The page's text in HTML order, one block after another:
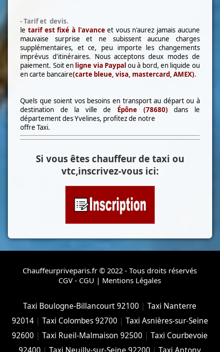
- Tarif et devis.
le tarif est fixé à l'avanceet vous n'aurez jamais aucune
mauvaise surprise et ne subissent aucune charges
supplémentaires, et ce, peu importe les changements
imprévus d'itinéraires. Nous acceptons deux modes de
paiement. Soit en ligne via Paypal ou à bord, en liquide ou
en carte bancaire(carte bleue, visa, mastercard, AMEX).
Quels que soient vos besoins en transport au départ ou à
destination de la ville de Épône (78680)dans le
département des Yvelines, profitez de notre
offre Taxi.
Si vous êtes chauffeur de taxi ou
vtc,inscrivez-vous ici:
Chauffeurpriveparis.fr © 2022 - Tous droits réservés
CGV - CGU | Mentions Légales
Taxi Boulogne-Billancourt 92100 |Taxi Nanterre
92014| Taxi Colombes 92700 | Taxi Asnières-sur-Seine
92600 |Taxi Rueil-Malmaison 92500 |Taxi Courbevoie